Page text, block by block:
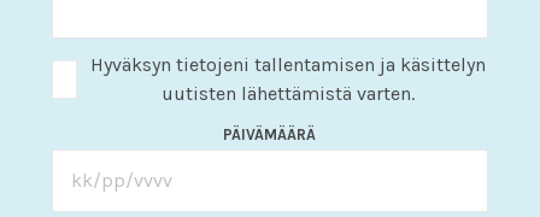
Hyväksyn tietojeni tallentamisen ja käsittelyn
uutisten lähettämistä varten.
PÄIVÄMÄÄRÄ